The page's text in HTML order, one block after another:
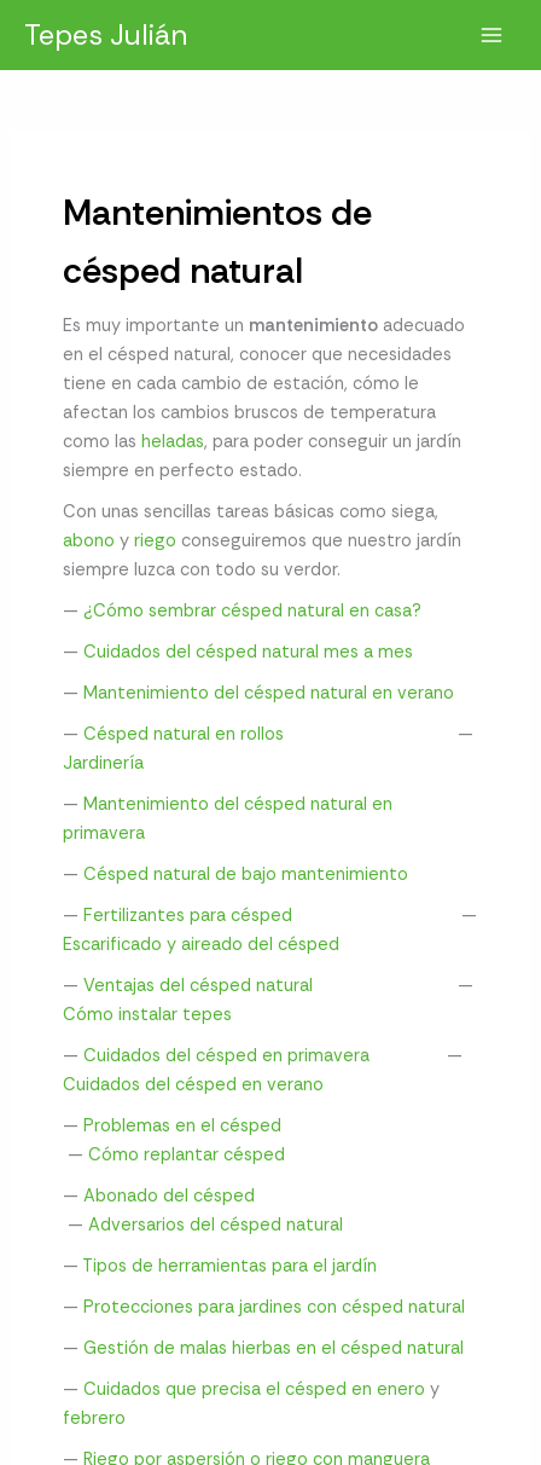
contenido
Tepes Julián
Mantenimientos de
césped natural
Es muy importante un mantenimientoadecuado
en el césped natural, conocer que necesidades
tiene en cada cambio de estación, cómo le
afectan los cambios bruscos de temperatura
como las heladas, para poder conseguir un jardín
siempre en perfecto estado.
Con unas sencillas tareas básicas como siega,
abono yriego conseguiremos que nuestro jardín
siempre luzca con todo su verdor.
— ¿Cómo sembrar césped natural en casa?
— Cuidados del césped natural mes a mes
— Mantenimiento del césped natural en verano
— Césped natural en rollos —
Jardinería
— Mantenimiento del césped natural en
primavera
— Césped natural de bajo mantenimiento
— Fertilizantes para césped —
Escarificado y aireado del césped
— Ventajas del césped natural —
Cómo instalar tepes
— Cuidados del césped en primavera—
Cuidados del césped en verano
— Problemas en el césped
— Cómo replantar césped
— Abonado del césped
— Adversarios del césped natural
— Tipos de herramientas para el jardín
— Protecciones para jardines con césped natural
— Gestión de malas hierbas en el césped natural
— Cuidados que precisa el césped en enero y
febrero
— Riego por aspersión o riego con manguera